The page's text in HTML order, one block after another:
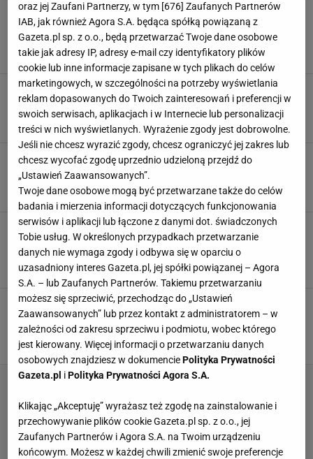
Wyrzuć część ziemniaków z przepisu i zastąp je
tym. Pachną w całym domu, chrupią jak
szalone
DANIA OBIADOWE PIETRUSZKA PLACKI
Zostały ci ziemniaki z obiadu? Na kolację zrób
z nich placuszki. Przyda się ser i czosnek
NEWS PLACKI ZIEMNIACZANE PORADY
Dodaj ten składnik do placków
ziemniaczanych. Nie będą ociekać tłuszczem
DOMOWE SPOSOBY PLACKI ZIEMNIACZANE PRZEPISY
Zamiast tarki użyłam elektrycznego
pomocnika. Już zawsze będę tak robić placki
ziemniaczane
NEWS PLACKI PLACKI ZIEMNIACZANE
Każdy, kto lubi placki ziemniaczane, pokocha
rösti! Przygotowanie oryginału jest bardzo
proste
DANIA OBIADOWE KUCHNIA SZWAJCARSKA OBIAD
oraz jej Zaufani Partnerzy, w tym [676] Zaufanych Partnerów
IAB, jak również Agora S.A. będąca spółką powiązaną z
Gazeta.pl sp. z o.o., będą przetwarzać Twoje dane osobowe
takie jak adresy IP, adresy e-mail czy identyfikatory plików
cookie lub inne informacje zapisane w tych plikach do celów
marketingowych, w szczególności na potrzeby wyświetlania
reklam dopasowanych do Twoich zainteresowań i preferencji w
swoich serwisach, aplikacjach i w Internecie lub personalizacji
treści w nich wyświetlanych. Wyrażenie zgody jest dobrowolne.
Jeśli nie chcesz wyrazić zgody, chcesz ograniczyć jej zakres lub
chcesz wycofać zgodę uprzednio udzieloną przejdź do
„Ustawień Zaawansowanych”.
Twoje dane osobowe mogą być przetwarzane także do celów
badania i mierzenia informacji dotyczących funkcjonowania
serwisów i aplikacji lub łączone z danymi dot. świadczonych
Tobie usług. W określonych przypadkach przetwarzanie
danych nie wymaga zgody i odbywa się w oparciu o
uzasadniony interes Gazeta.pl, jej spółki powiązanej – Agora
S.A. – lub Zaufanych Partnerów. Takiemu przetwarzaniu
możesz się sprzeciwić, przechodząc do „Ustawień
Zaawansowanych” lub przez kontakt z administratorem – w
zależności od zakresu sprzeciwu i podmiotu, wobec którego
jest kierowany. Więcej informacji o przetwarzaniu danych
osobowych znajdziesz w dokumenciePolityka Prywatności
Gazeta.pl iPolityka Prywatności Agora S.A.
Klikając „Akceptuję” wyrażasz też zgodę na zainstalowanie i
przechowywanie plików cookie Gazeta.pl sp. z o.o., jej
Zaufanych Partnerów i Agora S.A. na Twoim urządzeniu
końcowym. Możesz w każdej chwili zmienić swoje preferencje